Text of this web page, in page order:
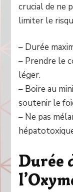
crucial de ne
limiter le
– Durée
– Prendre le
léger.
– Boire au
soutenir le
– Ne pas
Durée